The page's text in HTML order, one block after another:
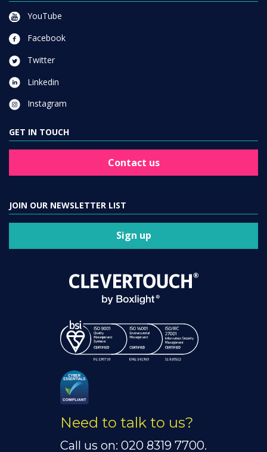
YouTube
Facebook
Twitter
Linkedin
Instagram
GET IN TOUCH
Contact us
JOIN OUR NEWSLETTER LIST
Sign up
Need to talk to us?
Call us on: 020 8319 7700.